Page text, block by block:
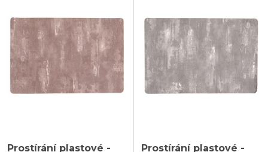
Prostírání plastové -
Prostírání plastové -